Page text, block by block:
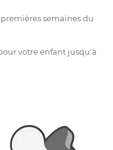
semaines du
votre enfant jusqu'à